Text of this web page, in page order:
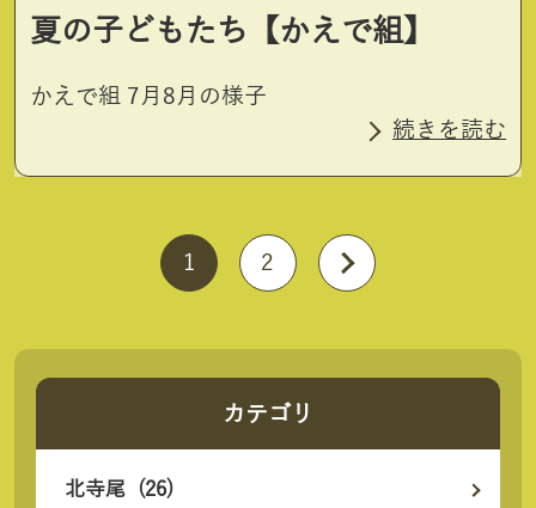
夏の子どもたち【かえで組】
かえで組 7月8月の様子
続きを読む
1 2
カテゴリ
北寺尾 (26)